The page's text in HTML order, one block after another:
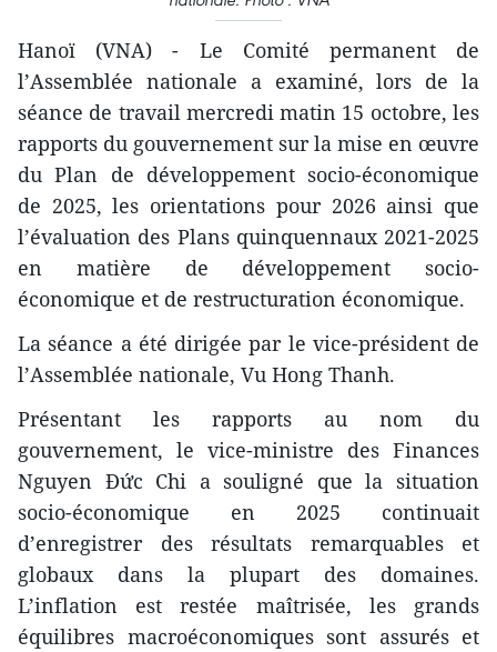
Hanoï (VNA) - Le Comité permanent de
l’Assemblée nationale a examiné, lors de la
séance de travail mercredi matin 15 octobre, les
rapports du gouvernement sur la mise en œuvre
du Plan de développement socio-économique
de 2025, les orientations pour 2026 ainsi que
l’évaluation des Plans quinquennaux 2021-2025
en matière de développement socio-
économique et de restructuration économique.
La séance a été dirigée par le vice-président de
l’Assemblée nationale, Vu Hong Thanh.
Présentant les rapports au nom du
gouvernement, le vice-ministre des Finances
Nguyen Đức Chi a souligné que la situation
socio-économique en 2025 continuait
d’enregistrer des résultats remarquables et
globaux dans la plupart des domaines.
L’inflation est restée maîtrisée, les grands
équilibres macroéconomiques sont assurés et